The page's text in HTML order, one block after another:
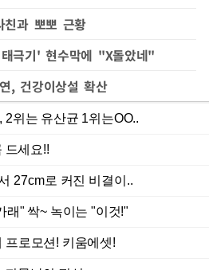
과 뽀뽀 근황
극기' 현수막에 "X돌았네"
, 건강이상설 확산